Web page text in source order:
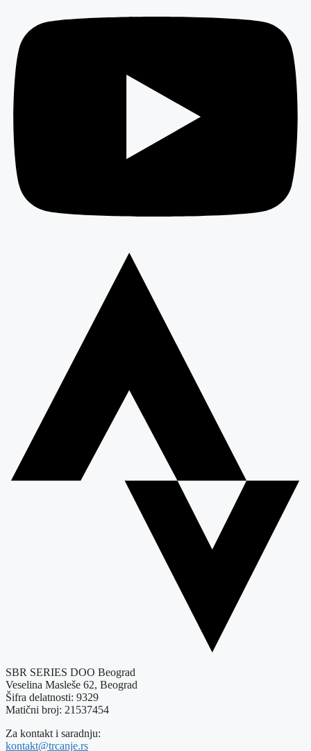
SBR SERIES DOO Beograd
Veselina Masleše 62, Beograd
Šifra delatnosti: 9329
Matični broj: 21537454
Za kontakt i saradnju:
kontakt@trcanje.rs